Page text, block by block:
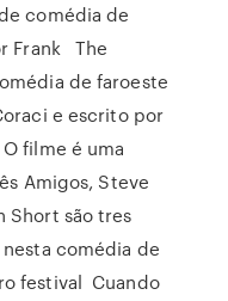
comédia de
Frank The
de faroeste
e escrito por
filme é uma
Amigos, Steve
Short são tres
comédia de
festival Cuando